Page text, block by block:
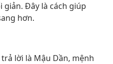
Đây là cách giúp
hơn.
trả lời là Mậu Dần, mệnh